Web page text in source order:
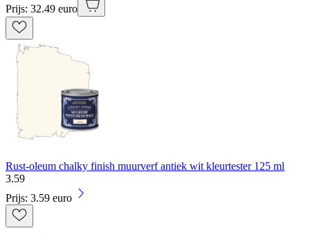
Prijs: 32.49 euro
Rust-oleum chalky finish muurverf antiek wit kleurtester 125 ml
3.59
Prijs: 3.59 euro